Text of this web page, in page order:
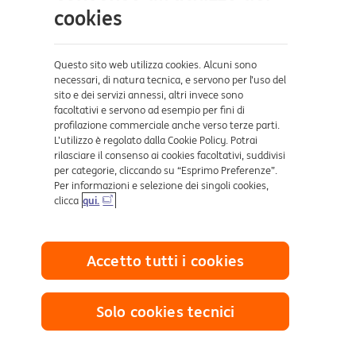
Aiuto e supporto
Dove ci trovi
Certificazioni
Collegamenti utili
Mappa del sito
Sezione Privacy
cookies
Questo sito web utilizza cookies. Alcuni sono
necessari, di natura tecnica, e servono per l’uso del
sito e dei servizi annessi, altri invece sono
facoltativi e servono ad esempio per fini di
profilazione commerciale anche verso terze parti.
L’utilizzo è regolato dalla Cookie Policy. Potrai
rilasciare il consenso ai cookies facoltativi, suddivisi
per categorie, cliccando su “Esprimo Preferenze”.
Per informazioni e selezione dei singoli cookies,
clicca qui.
Solo cookies tecnici
Accetto tutti i cookies